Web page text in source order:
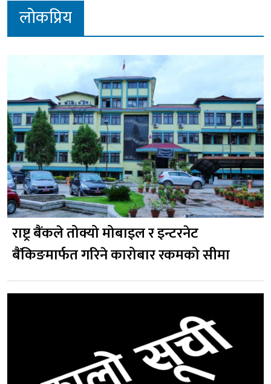
लोकप्रिय
राष्ट्र बैंकले तोक्यो मोबाइल र इन्टरनेट
बैंकिङमार्फत गरिने कारोबार रकमको सीमा